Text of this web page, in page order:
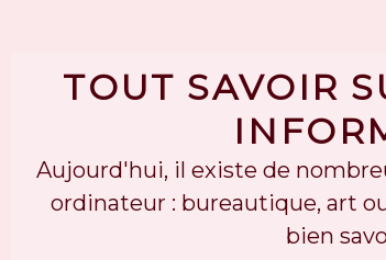
TOUT SAVOIR
Aujourd'hui, il existe de
ordinateur : bureautique, art
bien